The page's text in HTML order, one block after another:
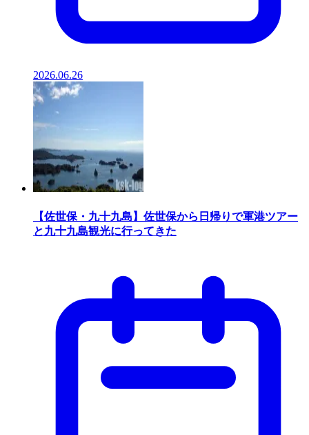
2026.06.26
【佐世保・九十九島】佐世保から日帰りで軍港ツアー
と九十九島観光に行ってきた